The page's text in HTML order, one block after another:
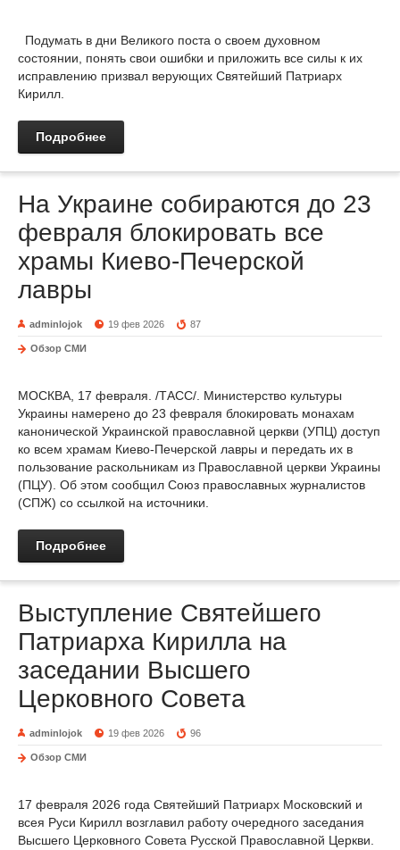
Подумать в дни Великого поста о своем духовном
состоянии, понять свои ошибки и приложить все силы к их
исправлению призвал верующих Святейший Патриарх
Кирилл.
Подробнее
На Украине собираются до 23
февраля блокировать все
храмы Киево-Печерской
лавры
adminlojok 19 фев 2026 87
Обзор СМИ
МОСКВА, 17 февраля. /ТАСС/. Министерство культуры
Украины намерено до 23 февраля блокировать монахам
канонической Украинской православной церкви (УПЦ) доступ
ко всем храмам Киево-Печерской лавры и передать их в
пользование раскольникам из Православной церкви Украины
(ПЦУ). Об этом сообщил Союз православных журналистов
(СПЖ) со ссылкой на источники.
Подробнее
Выступление Святейшего
Патриарха Кирилла на
заседании Высшего
Церковного Совета
adminlojok 19 фев 2026 96
Обзор СМИ
17 февраля 2026 года Святейший Патриарх Московский и
всея Руси Кирилл возглавил работу очередного заседания
Высшего Церковного Совета Русской Православной Церкви.